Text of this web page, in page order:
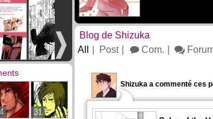
31
Blog de Shizuka
All Post Com.
Shizuka a commenté ces